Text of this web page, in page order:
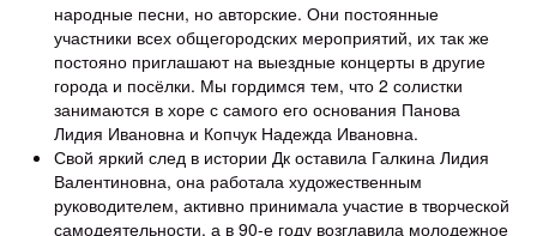
народные песни, но авторские. Они постоянные
участники всех общегородских мероприятий, их так же
постояно приглашают на выездные концерты в другие
города и посёлки. Мы гордимся тем, что 2 солистки
занимаются в хоре с самого его основания Панова
Лидия Ивановна и Копчук Надежда Ивановна.
Свой яркий след в истории Дк оставила Галкина Лидия
Валентиновна, она работала художественным
руководителем, активно принимала участие в творческой
самодеятельности, а в 90-е году возглавила молодежное